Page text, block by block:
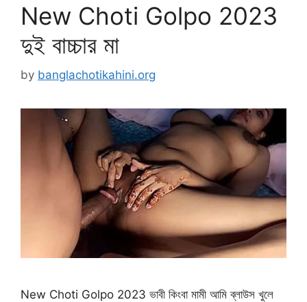
New Choti Golpo 2023
দুই বাচ্চার মা
by banglachotikahini.org
New Choti Golpo 2023 ভাবী কিংবা মামী আমি ব্লাউস খুলে